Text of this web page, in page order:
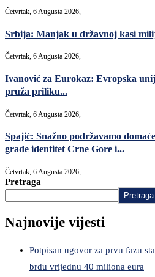
Četvrtak, 6 Augusta 2026,
Srbija: Manjak u državnoj kasi
Četvrtak, 6 Augusta 2026,
Ivanović za Eurokaz: Evropska
pruža priliku...
Četvrtak, 6 Augusta 2026,
Spajić: Snažno podržavamo
grade identitet Crne Gore i...
Četvrtak, 6 Augusta 2026,
Pretraga
Pretraga
Najnovije vijesti
Potpisan ugovor za prvu fazu
brdu vrijednu 40 miliona eura